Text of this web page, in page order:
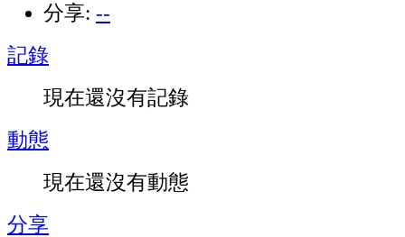
分享: --
記錄
現在還沒有記錄
動態
現在還沒有動態
分享